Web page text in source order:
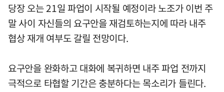
당장 오는 21일 파업이 시작될 예정이라 노조가 이번 주
말 사이 자신들의 요구안을 재검토하는지에 따라 내주
협상 재개 여부도 갈릴 전망이다.
요구안을 완화하고 대화에 복귀하면 내주 파업 전까지
극적으로 타협할 기간은 충분하다는 목소리가 들린다.